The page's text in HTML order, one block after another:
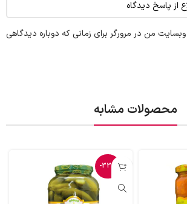
وبسایت من در مرورگر برای زمانی که دوباره دیدگاهی
محصولات مشابه
-33%